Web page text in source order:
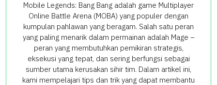
Mobile Legends: Bang Bang adalah game Multiplayer
Online Battle Arena (MOBA) yang populer dengan
kumpulan pahlawan yang beragam. Salah satu peran
yang paling menarik dalam permainan adalah Mage –
peran yang membutuhkan pemikiran strategis,
eksekusi yang tepat, dan sering berfungsi sebagai
sumber utama kerusakan sihir tim. Dalam artikel ini,
kami mempelajari tips dan trik yang dapat membantu